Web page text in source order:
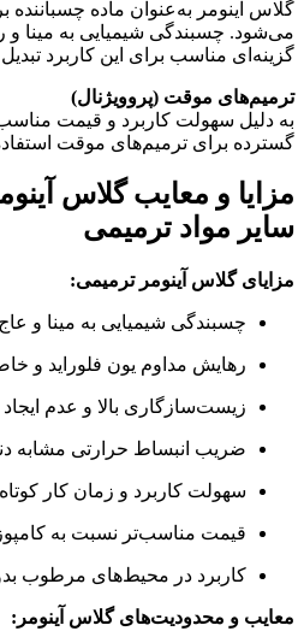
گلاس آینومر به‌عنوان ماده چسباننده
می‌شود. چسبندگی شیمیایی به مینا و
گزینه‌ای مناسب برای این کاربرد
ترمیم‌های موقت (پروویژنال)
به دلیل سهولت کاربرد و قیمت
گسترده برای ترمیم‌های موقت
مزایا و معایب گلاس
سایر مواد ترمیمی
مزایای گلاس آینومر ترمیمی:
چسبندگی شیمیایی به مینا و عاج
رهایش مداوم یون فلوراید و
زیست‌سازگاری بالا و عدم
ضریب انبساط حرارتی مشابه
سهولت کاربرد و زمان کار کوتاه
قیمت مناسب‌تر نسبت به
کاربرد در محیط‌های مرطوب
معایب و محدودیت‌های گلاس آینومر: